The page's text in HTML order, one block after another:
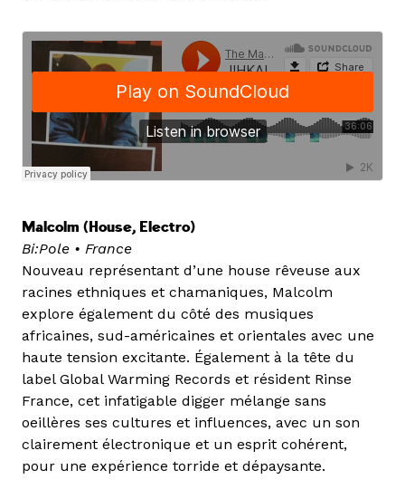
Malcolm (House, Electro)
Bi:Pole • France
Nouveau représentant d’une house rêveuse aux
racines ethniques et chamaniques, Malcolm
explore également du côté des musiques
africaines, sud-américaines et orientales avec une
haute tension excitante. Également à la tête du
label Global Warming Records et résident Rinse
France, cet infatigable digger mélange sans
oeillères ses cultures et influences, avec un son
clairement électronique et un esprit cohérent,
pour une expérience torride et dépaysante.